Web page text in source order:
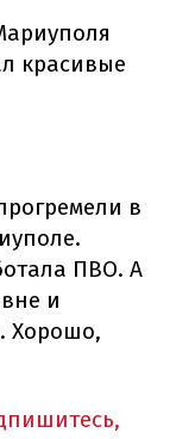
красивые
в
ПВО. А
и
Хорошо,